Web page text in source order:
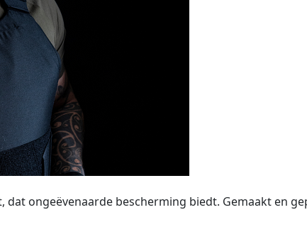
dat ongeëvenaarde bescherming biedt. Gemaakt en